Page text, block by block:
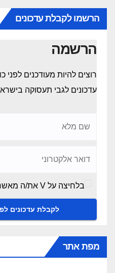
הרשמו לקבלת עדכונים
הרשמה
רוצים להיות מעודכנים לפני
עדכונים לגבי תעסוקה
בלחיצה על V את/ה מאשרים קבלת דיוור מידי פעם
מפת אתר